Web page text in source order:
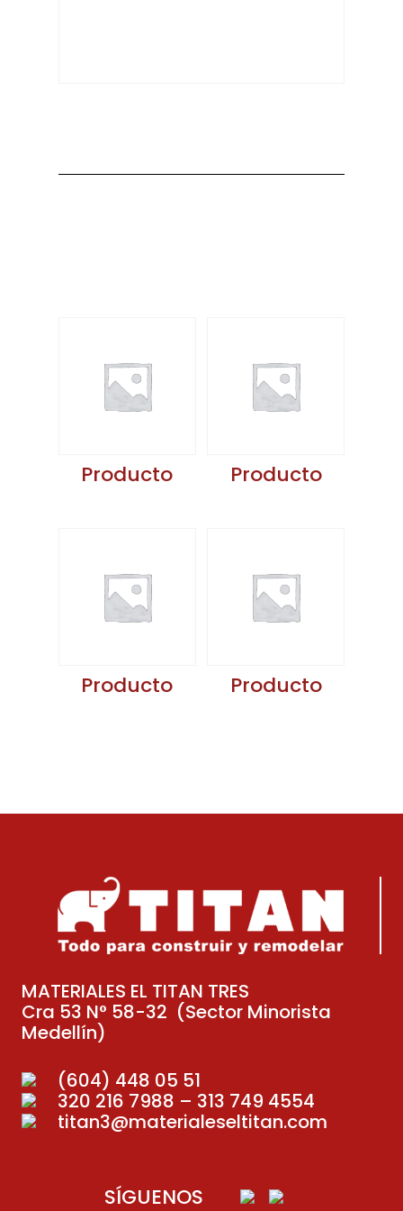
Producto Producto
Producto Producto
MATERIALES EL TITAN TRES
Cra 53 N° 58-32 (Sector Minorista
Medellín)
(604) 448 05 51
320 216 7988 – 313 749 4554
titan3@materialeseltitan.com
SÍGUENOS